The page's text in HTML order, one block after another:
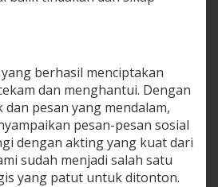
berhasil menciptakan
dan menghantui. Dengan
pesan yang mendalam,
pesan-pesan sosial
dengan akting yang kuat dari
sudah menjadi salah satu
yang patut untuk ditonton.